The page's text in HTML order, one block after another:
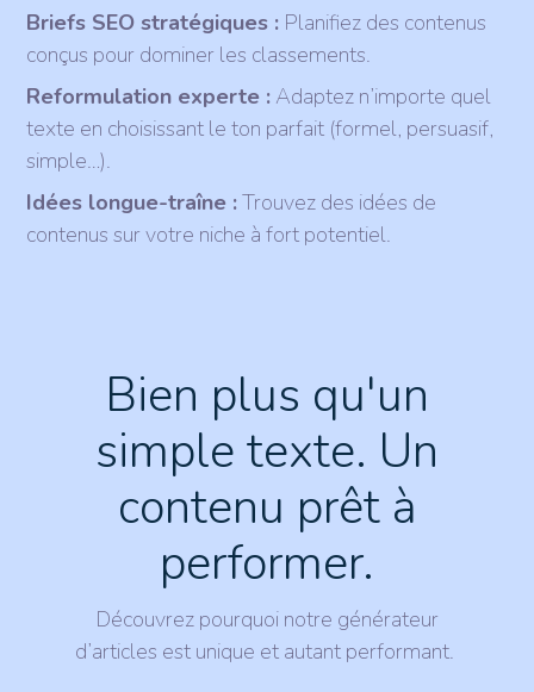
Briefs SEO stratégiques : Planifiez des contenus
conçus pour dominer les classements.
Reformulation experte : Adaptez n’importe quel
texte en choisissant le ton parfait (formel, persuasif,
simple…).
Idées longue-traîne :Trouvez des idées de
contenus sur votre niche à fort potentiel.
Bien plus qu'un
simple texte. Un
contenu prêt à
performer.
Découvrez pourquoi notre générateur
d’articles est unique et autant performant.